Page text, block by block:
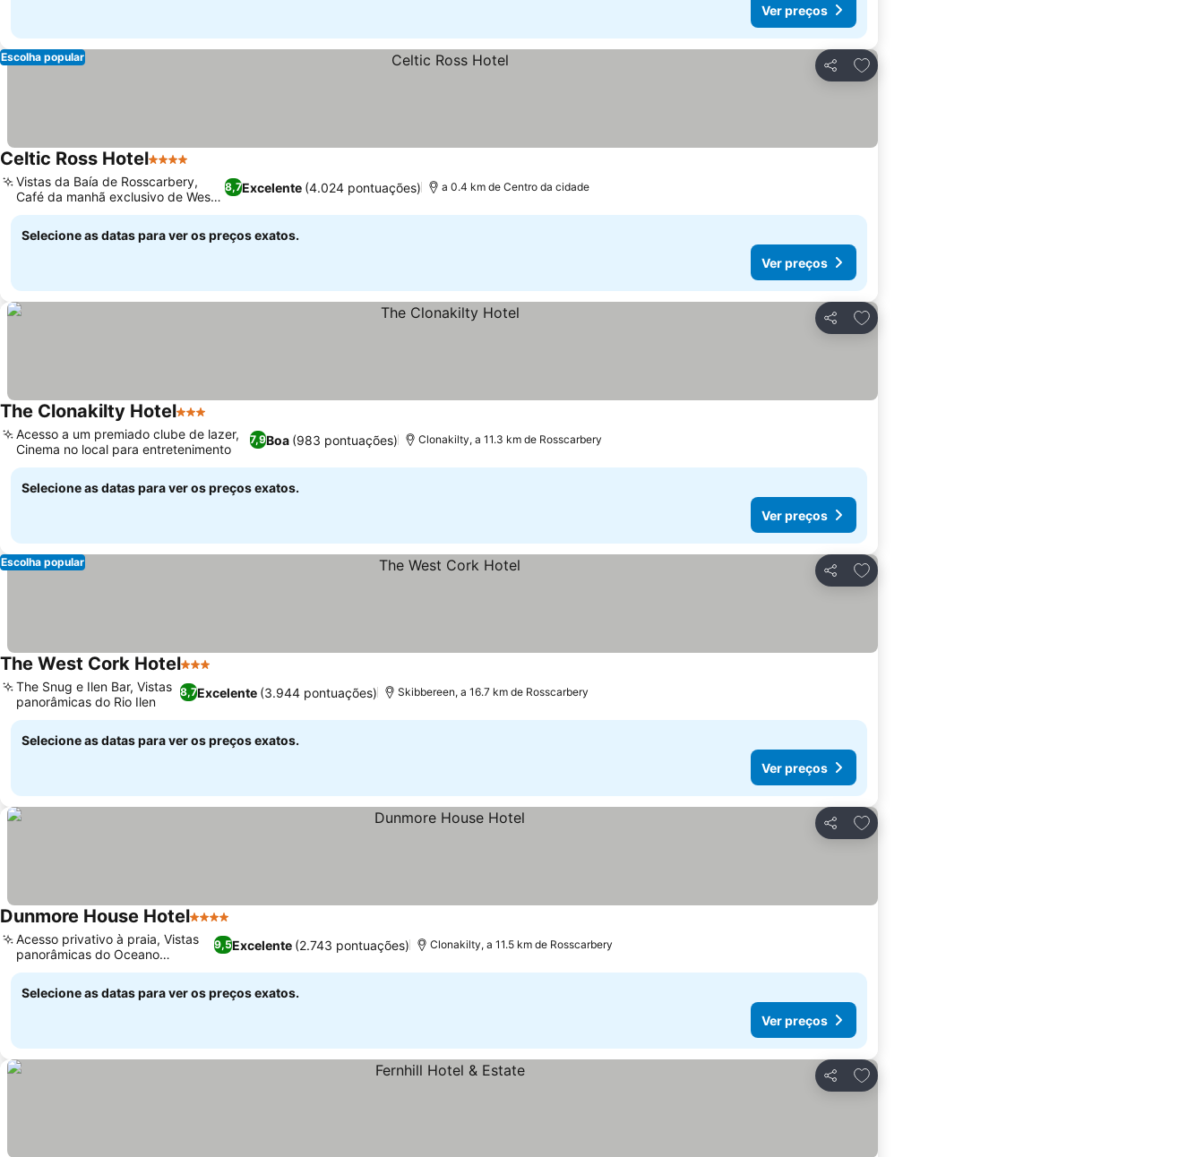
Ver preços
Partilhar
Adicionar aos favoritos
Escolha popular
Celtic Ross Hotel4 Estrelas
8,7Excelente (4.024 pontuações)
Vistas da Baía de Rosscarbery,
Café da manhã exclusivo de West
Cork
a 0.4 km de Centro da cidade
Selecione as datas para ver os preços exatos.
Ver preços
Partilhar
Adicionar aos favoritos
The Clonakilty Hotel3 Estrelas
7,9Boa (983 pontuações)
Acesso a um premiado clube de lazer,
Cinema no local para entretenimento
Clonakilty, a 11.3 km de Rosscarbery
Selecione as datas para ver os preços exatos.
Ver preços
Partilhar
Adicionar aos favoritos
Escolha popular
The West Cork Hotel3 Estrelas
8,7Excelente (3.944 pontuações)
The Snug e Ilen Bar, Vistas
panorâmicas do Rio Ilen
Skibbereen, a 16.7 km de Rosscarbery
Selecione as datas para ver os preços exatos.
Ver preços
Partilhar
Adicionar aos favoritos
Dunmore House Hotel4 Estrelas
9,5Excelente (2.743 pontuações)
Acesso privativo à praia, Vistas
panorâmicas do Oceano
Atlântico
Clonakilty, a 11.5 km de Rosscarbery
Selecione as datas para ver os preços exatos.
Ver preços
Partilhar
Adicionar aos favoritos